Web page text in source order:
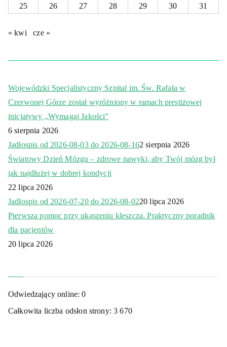
25
26 27 28 29 30 31
« kwi cze »
Wojewódzki Specjalistyczny Szpital im. Św. Rafała w
Czerwonej Górze został wyróżniony w ramach prestiżowej
inicjatywy „Wymagaj Jakości”
6 sierpnia 2026
Jadłospis od 2026-08-03 do 2026-08-162 sierpnia 2026
Światowy Dzień Mózgu – zdrowe nawyki, aby Twój mózg był
jak najdłużej w dobrej kondycji
22 lipca 2026
Jadłospis od 2026-07-20 do 2026-08-0220 lipca 2026
Pierwsza pomoc przy ukąszeniu kleszcza. Praktyczny poradnik
dla pacjentów
20 lipca 2026
Odwiedzający online:0
Całkowita liczba odsłon strony:3 670